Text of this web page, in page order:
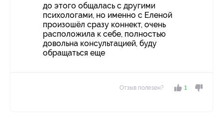
до этого общалась с другими
психологами, но именно с Еленой
произошёл сразу коннект, очень
расположила к себе, полностью
довольна консультацией, буду
обращаться еще
Отзыв полезен? 1